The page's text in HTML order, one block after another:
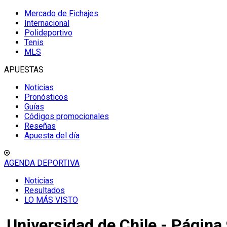
Mercado de Fichajes
Internacional
Polideportivo
Tenis
MLS
APUESTAS
Noticias
Pronósticos
Guías
Códigos promocionales
Reseñas
Apuesta del día
AGENDA DEPORTIVA
Noticias
Resultados
LO MÁS VISTO